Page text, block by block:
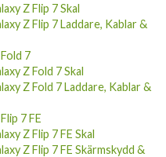
Z Flip 7 Skal
Z Flip 7 Laddare, Kablar &
7
Z Fold 7 Skal
Z Fold 7 Laddare, Kablar &
7 FE
Z Flip 7 FE Skal
Z Flip 7 FE Skärmskydd &